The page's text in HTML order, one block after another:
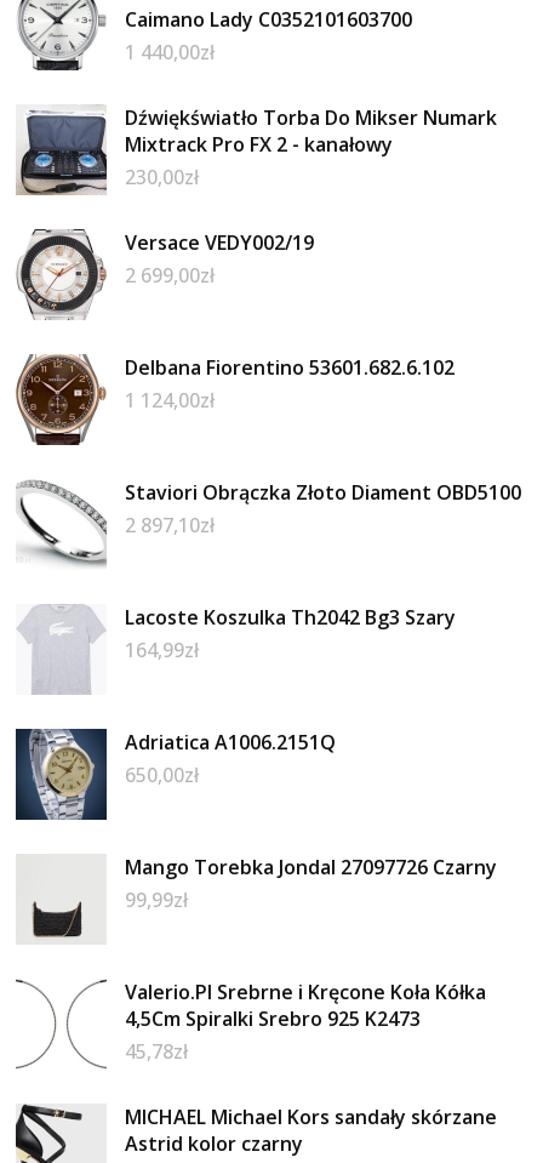
Caimano Lady C0352101603700
1 440,00zł
Dźwiękświatło Torba Do Mikser Numark
Mixtrack Pro FX 2 - kanałowy
230,00zł
Versace VEDY002/19
2 699,00zł
Delbana Fiorentino 53601.682.6.102
1 124,00zł
Staviori Obrączka Złoto Diament OBD5100
2 897,10zł
Lacoste Koszulka Th2042 Bg3 Szary
164,99zł
Adriatica A1006.2151Q
650,00zł
Mango Torebka Jondal 27097726 Czarny
99,99zł
Valerio.Pl Srebrne i Kręcone Koła Kółka
4,5Cm Spiralki Srebro 925 K2473
45,78zł
MICHAEL Michael Kors sandały skórzane
Astrid kolor czarny